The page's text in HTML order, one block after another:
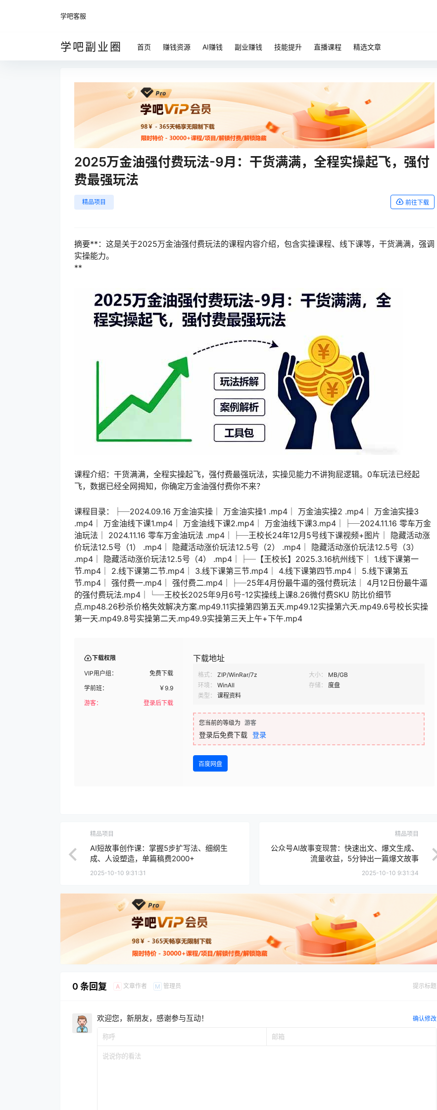
学吧客服
学吧副业圈 首页 赚钱资源 AI赚钱 副业赚钱 技能提升 直播课程 精选文章
2025万金油强付费玩法-9月：干货满满，全程实操起飞，强付
费最强玩法
精品项目 前往下载
摘要**：这是关于2025万金油强付费玩法的课程内容介绍，包含实操课程、线下课等，干货满满，强调
实操能力。
**
课程介绍：干货满满，全程实操起飞，强付费最强玩法，实操见能力不讲狗屁逻辑。0车玩法已经起
飞，数据已经全网揭知，你确定万金油强付费你不来？
课程目录：├─2024.09.16 万金油实操│ 万金油实操1 .mp4│ 万金油实操2 .mp4│ 万金油实操3
.mp4│ 万金油线下课1.mp4│ 万金油线下课2.mp4│ 万金油线下课3.mp4│├─2024.11.16 零车万金
油玩法│ 2024.11.16 零车万金油玩法 .mp4│├─王校长24年12月5号线下课视频+图片│ 隐藏活动涨
价玩法12.5号（1） .mp4│ 隐藏活动涨价玩法12.5号（2） .mp4│ 隐藏活动涨价玩法12.5号（3）
.mp4│ 隐藏活动涨价玩法12.5号（4） .mp4│├─【王校长】2025.3.16杭州线下│ 1.线下课第一
节.mp4│ 2.线下课第二节.mp4│ 3.线下课第三节.mp4│ 4.线下课第四节.mp4│ 5.线下课第五
节.mp4│ 强付费一.mp4│ 强付费二.mp4│├─25年4月份最牛逼的强付费玩法│ 4月12日份最牛逼
的强付费玩法.mp4│└─王校长2025年9月6号-12实操线上课8.26微付费SKU 防比价细节
点.mp48.26秒杀价格失效解决方案.mp49.11实操第四第五天.mp49.12实操第六天.mp49.6号校长实操
第一天.mp49.8号实操第二天.mp49.9实操第三天上午+下午.mp4
下载权限
VIP用户组：
免费下载
学前班：
￥9.9
游客：
登录后下载
下载地址
格式： ZIP/WinRar/7z 大小：
MB/GB
环境：
WinAll 存储：
度盘
类型：
课程资料
您当前的等级为 游客
登录后免费下载 登录
百度网盘
精品项目
AI短故事创作课：掌握5步扩写法、细纲生
成、人设塑造，单篇稿费2000+
2025-10-10 9:31:31
精品项目
公众号AI故事变现营：快速出文、爆文生成、
流量收益，5分钟出一篇爆文故事
2025-10-10 9:31:34
0 条回复 A 文章作者 M 管理员 提示标题
欢迎您，新朋友，感谢参与互动！ 确认修改